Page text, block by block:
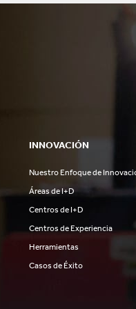
INNOVACIÓN
Nuestro Enfoque de
Áreas de I+D
Centros de I+D
Centros de Experiencia
Herramientas
Casos de Éxito